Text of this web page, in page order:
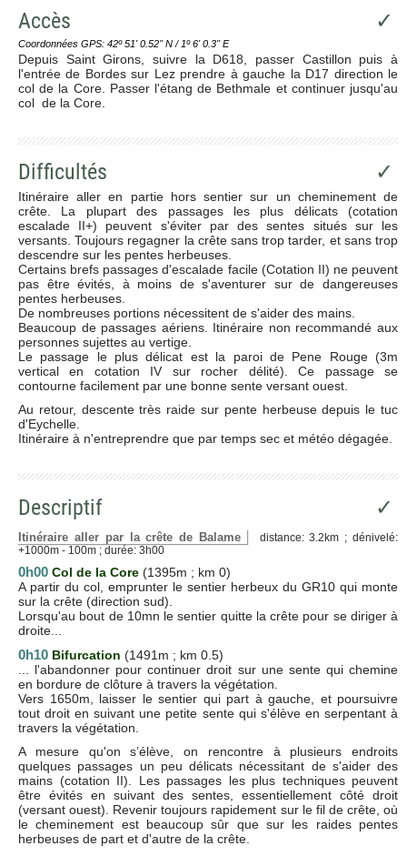
Accès ✓
Coordonnées GPS: 42º 51' 0.52'' N / 1º 6' 0.3'' E
Depuis Saint Girons, suivre la D618, passer Castillon puis à
l'entrée de Bordes sur Lez prendre à gauche la D17 direction le
col de la Core. Passer l'étang de Bethmale et continuer jusqu'au
col de la Core.
Difficultés ✓
Itinéraire aller en partie hors sentier sur un cheminement de
crête. La plupart des passages les plus délicats (cotation
escalade II+) peuvent s'éviter par des sentes situés sur les
versants. Toujours regagner la crête sans trop tarder, et sans trop
descendre sur les pentes herbeuses.
Certains brefs passages d'escalade facile (Cotation II) ne peuvent
pas être évités, à moins de s'aventurer sur de dangereuses
pentes herbeuses.
De nombreuses portions nécessitent de s'aider des mains.
Beaucoup de passages aériens. Itinéraire non recommandé aux
personnes sujettes au vertige.
Le passage le plus délicat est la paroi de Pene Rouge (3m
vertical en cotation IV sur rocher délité). Ce passage se
contourne facilement par une bonne sente versant ouest.
Au retour, descente très raide sur pente herbeuse depuis le tuc
d'Eychelle.
Itinéraire à n'entreprendre que par temps sec et météo dégagée.
Descriptif ✓
Itinéraire aller par la crête de Balame
distance: 3.2km ; dénivelé:
+1000m - 100m ; durée: 3h00
0h00 Col de la Core (1395m ; km 0)
A partir du col, emprunter le sentier herbeux du GR10 qui monte
sur la crête (direction sud).
Lorsqu'au bout de 10mn le sentier quitte la crête pour se diriger à
droite...
0h10 Bifurcation (1491m ; km 0.5)
... l'abandonner pour continuer droit sur une sente qui chemine
en bordure de clôture à travers la végétation.
Vers 1650m, laisser le sentier qui part à gauche, et poursuivre
tout droit en suivant une petite sente qui s'élève en serpentant à
travers la végétation.
A mesure qu'on s’élève, on rencontre à plusieurs endroits
quelques passages un peu délicats nécessitant de s'aider des
mains (cotation II). Les passages les plus techniques peuvent
être évités en suivant des sentes, essentiellement côté droit
(versant ouest). Revenir toujours rapidement sur le fil de crête, où
le cheminement est beaucoup sûr que sur les raides pentes
herbeuses de part et d'autre de la crête.